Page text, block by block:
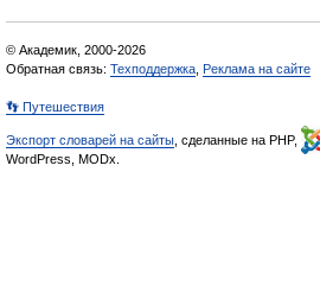
© Академик, 2000-2026
Обратная связь: Техподдержка Реклама на сайте
👣 Путешествия
Экспорт словарей на сайты , сделанные на PHP,
WordPress, MODx.